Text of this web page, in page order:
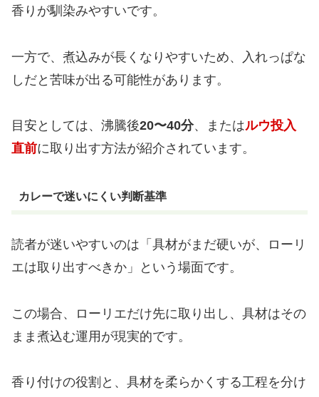
香りが馴染みやすいです。
一方で、煮込みが長くなりやすいため、入れっぱな
しだと苦味が出る可能性があります。
目安としては、沸騰後20〜40分、またはルウ投入
直前に取り出す方法が紹介されています。
カレーで迷いにくい判断基準
読者が迷いやすいのは「具材がまだ硬いが、ローリ
エは取り出すべきか」という場面です。
この場合、ローリエだけ先に取り出し、具材はその
まま煮込む運用が現実的です。
香り付けの役割と、具材を柔らかくする工程を分け